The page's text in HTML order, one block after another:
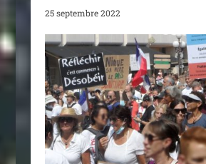
25 septembre 2022